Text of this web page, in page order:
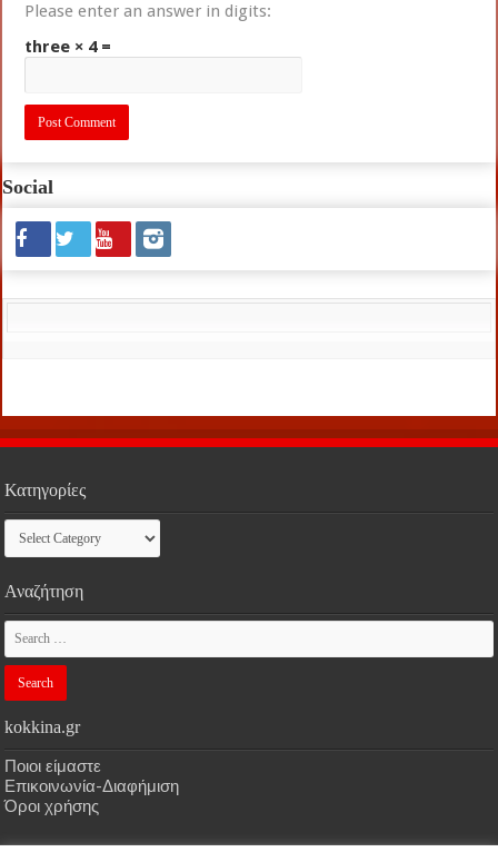
Please enter an answer in digits:
three × 4 =
Social
Κατηγορίες
Κατηγορίες
Αναζήτηση
kokkina.gr
Ποιοι είμαστε
Επικοινωνία-Διαφήμιση
Όροι χρήσης